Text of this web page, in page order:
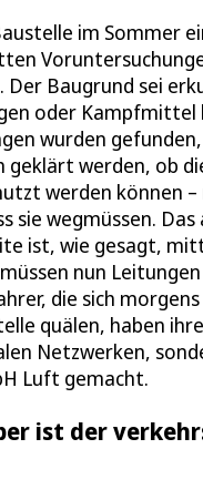
im Sommer
Baugrund sei
oder Kampfmittel
wurden
geklärt werden, ob
werden können
sie wegmüssen.
ist, wie gesagt,
nun
die sich
quälen, haben
Netzwerken,
Luft gemacht.
ist der